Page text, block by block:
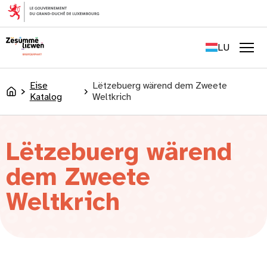
content
LU
DE
Accueil
Eise
Katalog
Lëtzebuerg wärend dem Zweete
Weltkrich
Lëtzebuerg wärend
dem Zweete
Weltkrich